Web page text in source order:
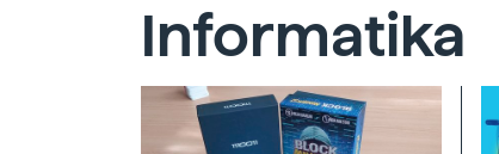
Informatika